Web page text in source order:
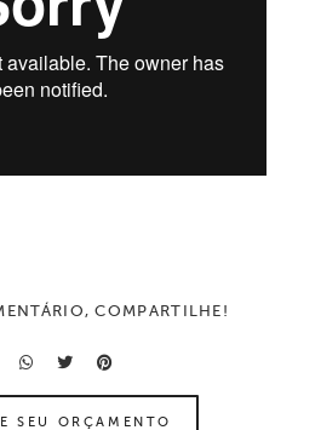
COMPARTILHE!
SEU ORÇAMENTO